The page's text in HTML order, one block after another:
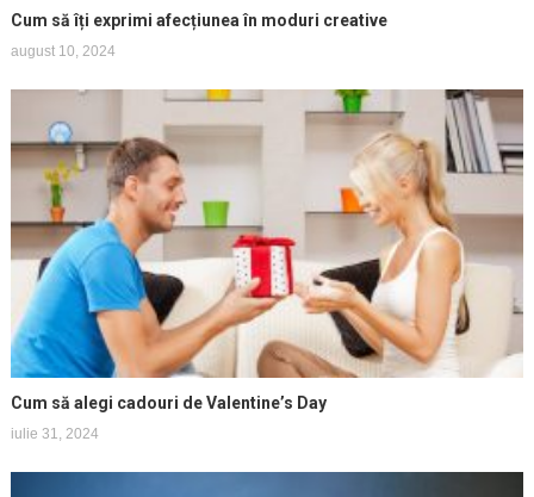
Cum să îți exprimi afecțiunea în moduri creative
august 10, 2024
Cum să alegi cadouri de Valentine’s Day
iulie 31, 2024